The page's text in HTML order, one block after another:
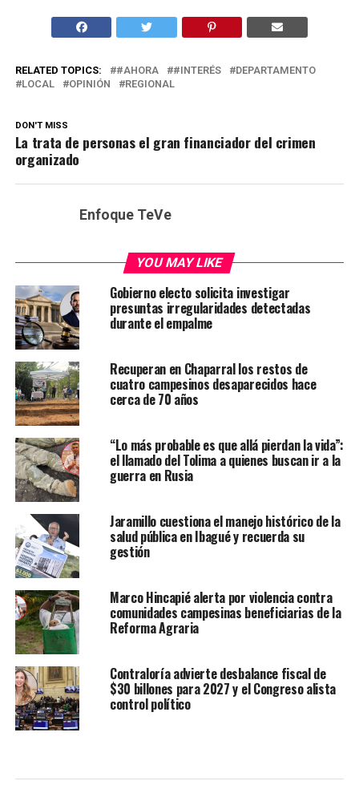
RELATED TOPICS: #AHORA #INTERÉS
DEPARTAMENTO
LOCAL
OPINIÓN REGIONAL
DON'T MISS
La trata de personas el gran financiador del crimen
organizado
Enfoque TeVe
YOU MAY LIKE
Gobierno electo solicita investigar
presuntas irregularidades detectadas
durante el empalme
Recuperan en Chaparral los restos de
cuatro campesinos desaparecidos hace
cerca de 70 años
“Lo más probable es que allá pierdan la vida”:
el llamado del Tolima a quienes buscan ir a la
guerra en Rusia
Jaramillo cuestiona el manejo histórico de la
salud pública en Ibagué y recuerda su
gestión
Marco Hincapié alerta por violencia contra
comunidades campesinas beneficiarias de la
Reforma Agraria
Contraloría advierte desbalance fiscal de
$30 billones para 2027 y el Congreso alista
control político